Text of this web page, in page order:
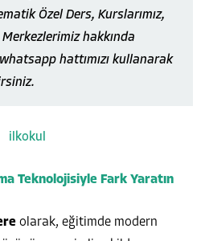
Özel Ders, Kurslarımız,
hakkında
hattımızı kullanarak
Teknolojisiyle Fark Yaratın
olarak, eğitimde modern